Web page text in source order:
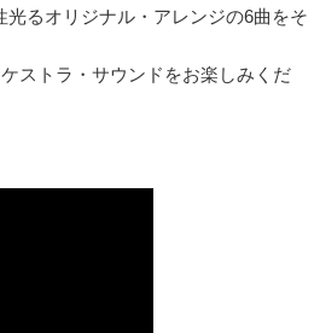
るオリジナル・アレンジの6曲をそ
ストラ・サウンドをお楽しみくだ